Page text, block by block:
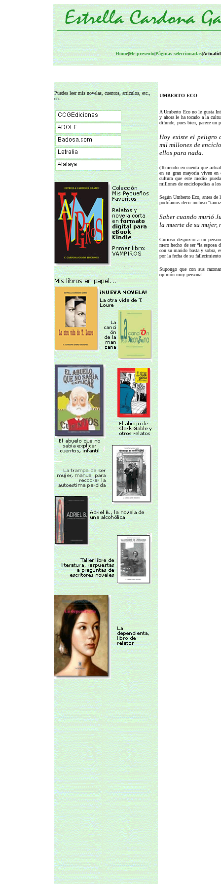
Home|Me presento|Páginas seleccionadas
Puedes leer mis novelas, cuentos, artículos, etc.,
en...
UMBERTO ECO
A Umberto Eco no le gusta
y ahora le ha tocado a la
difunde, pues bien, parece un
Hoy existe el peligro
mil millones de
ellos para nada.
(Teniendo en cuenta que
en su gran mayoría viven en
cultura que este medio
millones de enciclopedias a
Según Umberto Eco, antes de
podríamos decir incluso
Saber cuando murió
la muerte de su
Curioso desprecio a un
mero hecho de ser “la esposa
con su marido basta y sobra,
por la fecha de su
Supongo que con sus
opinión muy personal.